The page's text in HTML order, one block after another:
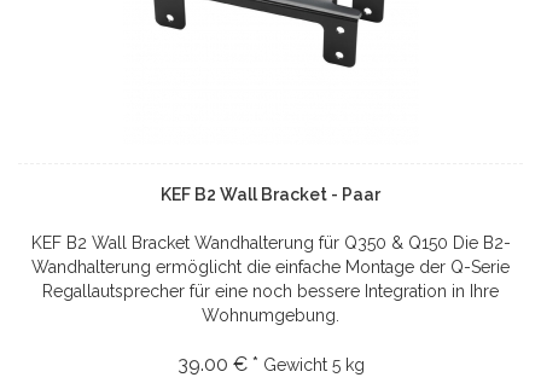
KEF B2 Wall Bracket - Paar
KEF B2 Wall Bracket Wandhalterung für Q350 & Q150 Die B2-
Wandhalterung ermöglicht die einfache Montage der Q-Serie
Regallautsprecher für eine noch bessere Integration in Ihre
Wohnumgebung.
39.00 € * Gewicht 5 kg